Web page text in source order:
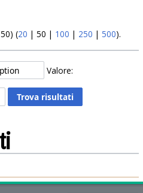
) (20 | 50 | 100 | 250 | 500).
Valore: